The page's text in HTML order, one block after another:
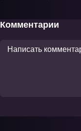
Комментарии